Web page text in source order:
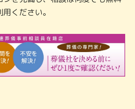
ください。